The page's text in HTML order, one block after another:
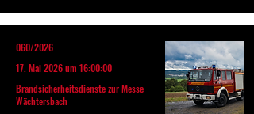
060/2026
17. Mai 2026 um 16:00:00
Brandsicherheitsdienste zur Messe
Wächtersbach